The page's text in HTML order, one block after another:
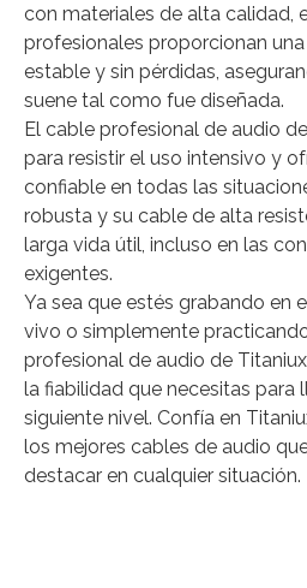
con materiales de alta calidad,
profesionales proporcionan
estable y sin pérdidas,
suene tal como fue diseñada.
El cable profesional de audio
para resistir el uso intensivo y
confiable en todas las
robusta y su cable de alta
larga vida útil, incluso en las
exigentes.
Ya sea que estés grabando en
vivo o simplemente
profesional de audio de
la fiabilidad que necesitas para
siguiente nivel. Confía en
los mejores cables de audio
destacar en cualquier situación.